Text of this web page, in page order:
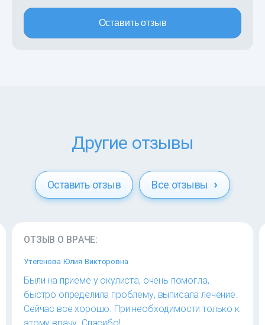
Оставить отзыв
Другие отзывы
Оставить отзыв Все отзывы
ОТЗЫВ О ВРАЧЕ:
Утегенова Юлия Викторовна
Были на приеме у окулиста, очень помогла,
быстро определила проблему, выписала лечение.
Сейчас все хорошо. При необходимости только к